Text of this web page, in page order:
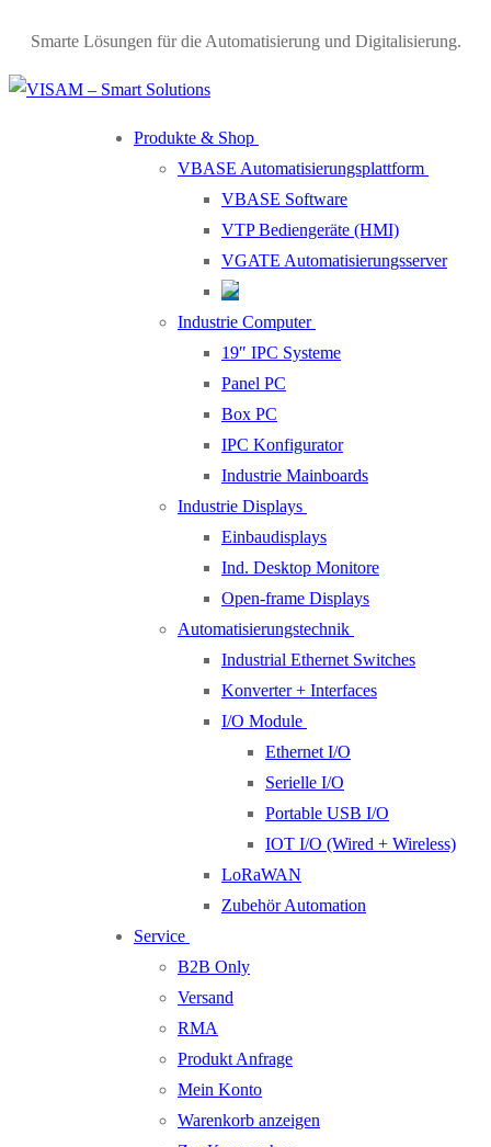
Smarte Lösungen für die Automatisierung und Digitalisierung.
Produkte & Shop
VBASE Automatisierungsplattform
VBASE Software
VTP Bediengeräte (HMI)
VGATE Automatisierungsserver
Industrie Computer
19″ IPC Systeme
Panel PC
Box PC
IPC Konfigurator
Industrie Mainboards
Industrie Displays
Einbaudisplays
Ind. Desktop Monitore
Open-frame Displays
Automatisierungstechnik
Industrial Ethernet Switches
Konverter + Interfaces
I/O Module
Ethernet I/O
Serielle I/O
Portable USB I/O
IOT I/O (Wired + Wireless)
LoRaWAN
Zubehör Automation
Service
B2B Only
Versand
RMA
Produkt Anfrage
Mein Konto
Warenkorb anzeigen